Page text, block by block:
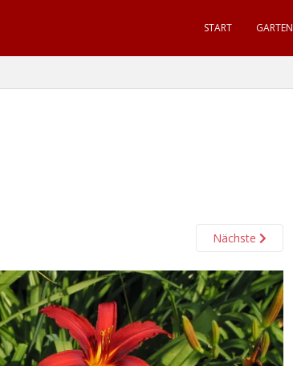
START GARTEN
Nächste